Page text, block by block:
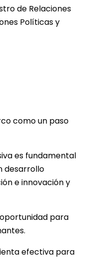
de Relaciones
Políticas y
como un paso
es fundamental
desarrollo
e innovación y
para
efectiva para